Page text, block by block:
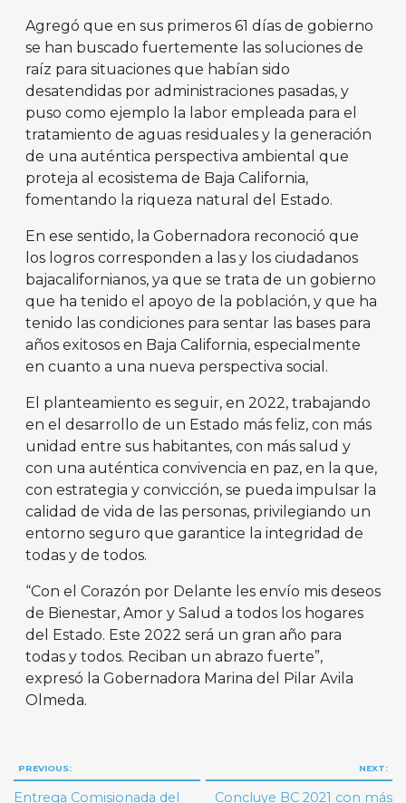
Agregó que en sus primeros 61 días de gobierno
se han buscado fuertemente las soluciones de
raíz para situaciones que habían sido
desatendidas por administraciones pasadas, y
puso como ejemplo la labor empleada para el
tratamiento de aguas residuales y la generación
de una auténtica perspectiva ambiental que
proteja al ecosistema de Baja California,
fomentando la riqueza natural del Estado.
En ese sentido, la Gobernadora reconoció que
los logros corresponden a las y los ciudadanos
bajacalifornianos, ya que se trata de un gobierno
que ha tenido el apoyo de la población, y que ha
tenido las condiciones para sentar las bases para
años exitosos en Baja California, especialmente
en cuanto a una nueva perspectiva social.
El planteamiento es seguir, en 2022, trabajando
en el desarrollo de un Estado más feliz, con más
unidad entre sus habitantes, con más salud y
con una auténtica convivencia en paz, en la que,
con estrategia y convicción, se pueda impulsar la
calidad de vida de las personas, privilegiando un
entorno seguro que garantice la integridad de
todas y de todos.
“Con el Corazón por Delante les envío mis deseos
de Bienestar, Amor y Salud a todos los hogares
del Estado. Este 2022 será un gran año para
todas y todos. Reciban un abrazo fuerte”,
expresó la Gobernadora Marina del Pilar Avila
Olmeda.
Navegación
de
PREVIOUS:
Entrega Comisionada del
NEXT:
Concluye BC 2021 con más